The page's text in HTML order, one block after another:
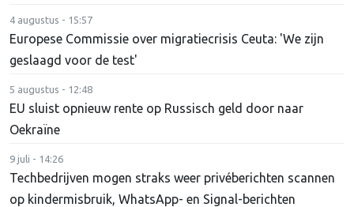
4 augustus - 15:57
Europese Commissie over migratiecrisis Ceuta: 'We zijn
geslaagd voor de test'
5 augustus - 12:48
EU sluist opnieuw rente op Russisch geld door naar
Oekraïne
9 juli - 14:26
Techbedrijven mogen straks weer privéberichten scannen
op kindermisbruik, WhatsApp- en Signal-berichten